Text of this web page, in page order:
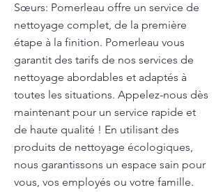
Sœurs: Pomerleau offre un service de
nettoyage complet, de la première
étape à la finition. Pomerleau vous
garantit des tarifs de nos services de
nettoyage abordables et adaptés à
toutes les situations. Appelez-nous dès
maintenant pour un service rapide et
de haute qualité ! En utilisant des
produits de nettoyage écologiques,
nous garantissons un espace sain pour
vous, vos employés ou votre famille.